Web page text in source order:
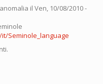
anomalia il Ven, 10/08/2010 -
Seminole_language